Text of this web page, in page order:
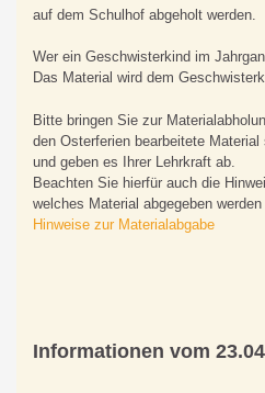
auf dem Schulhof abgeholt werden.
Wer ein Geschwisterkind im
Das Material wird dem
Bitte bringen Sie zur
den Osterferien bearbeitete
und geben es Ihrer Lehrkraft ab.
Beachten Sie hierfür auch die
welches Material abgegeben
Hinweise zur Materialabgabe
Informationen vom